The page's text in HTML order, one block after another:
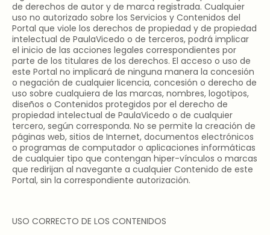
de derechos de autor y de marca registrada. Cualquier
uso no autorizado sobre los Servicios y Contenidos del
Portal que viole los derechos de propiedad y de propiedad
intelectual de PaulaVicedo o de terceros, podrá implicar
el inicio de las acciones legales correspondientes por
parte de los titulares de los derechos. El acceso o uso de
este Portal no implicará de ninguna manera la concesión
o negación de cualquier licencia, concesión o derecho de
uso sobre cualquiera de las marcas, nombres, logotipos,
diseños o Contenidos protegidos por el derecho de
propiedad intelectual de PaulaVicedo o de cualquier
tercero, según corresponda. No se permite la creación de
páginas web, sitios de Internet, documentos electrónicos
o programas de computador o aplicaciones informáticas
de cualquier tipo que contengan hiper-vínculos o marcas
que redirijan al navegante a cualquier Contenido de este
Portal, sin la correspondiente autorización.
USO CORRECTO DE LOS CONTENIDOS